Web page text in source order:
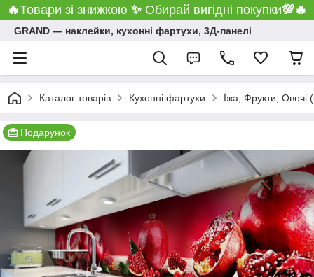
🔥Товари зі знижкою ✨ Обирай вигідні покупки💯🔥
GRAND ― наклейки, кухонні фартухи, 3Д-панелі
Каталог товарів Кухонні фартухи Їжа, Фрукти, Овочі
Подарунок